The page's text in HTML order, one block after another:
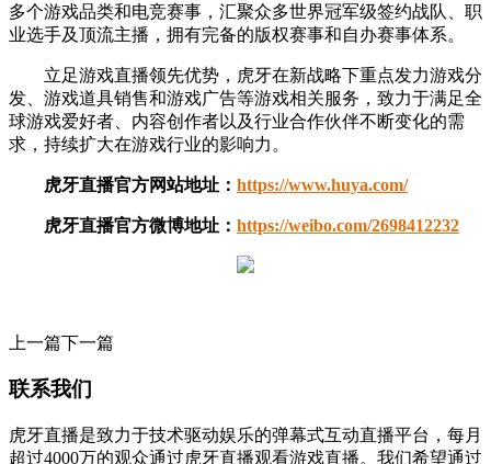
多个游戏品类和电竞赛事，汇聚众多世界冠军级签约战队、职
业选手及顶流主播，拥有完备的版权赛事和自办赛事体系。
立足游戏直播领先优势，虎牙在新战略下重点发力游戏分
发、游戏道具销售和游戏广告等游戏相关服务，致力于满足全
球游戏爱好者、内容创作者以及行业合作伙伴不断变化的需
求，持续扩大在游戏行业的影响力。
虎牙直播官方网站地址： https://www.huya.com/
虎牙直播官方微博地址： https://weibo.com/2698412232
上一篇下一篇
联系我们
虎牙直播是致力于技术驱动娱乐的弹幕式互动直播平台，每月
超过4000万的观众通过虎牙直播观看游戏直播。我们希望通过